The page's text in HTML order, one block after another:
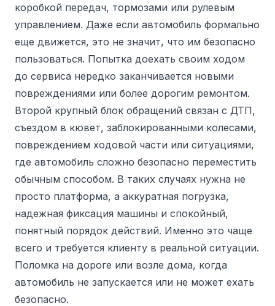
коробкой передач, тормозами или рулевым
управлением. Даже если автомобиль формально
еще движется, это не значит, что им безопасно
пользоваться. Попытка доехать своим ходом
до сервиса нередко заканчивается новыми
повреждениями или более дорогим ремонтом.
Второй крупный блок обращений связан с ДТП,
съездом в кювет, заблокированными колесами,
повреждением ходовой части или ситуациями,
где автомобиль сложно безопасно переместить
обычным способом. В таких случаях нужна не
просто платформа, а аккуратная погрузка,
надежная фиксация машины и спокойный,
понятный порядок действий. Именно это чаще
всего и требуется клиенту в реальной ситуации.
Поломка на дороге или возле дома, когда
автомобиль не запускается или не может ехать
безопасно.